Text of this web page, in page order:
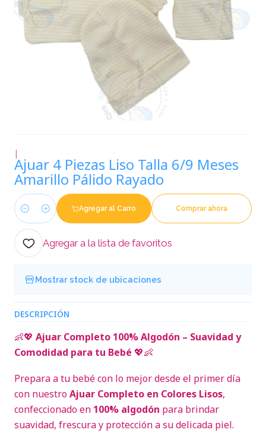
|
Ajuar 4 Piezas Liso Talla 6/9 Meses
Amarillo Pálido Rayado
Cantidad
Agregar al Carro Comprar ahora
Agregar a la lista de favoritos
Mostrar stock de ubicaciones
DESCRIPCIÓN
👶💖 Ajuar Completo 100% Algodón – Suavidad y
Comodidad para tu Bebé 💖👶
Prepara a tu bebé con lo mejor desde el primer día
con nuestroAjuar Completo en Colores Lisos,
confeccionado en 100% algodón para brindar
suavidad, frescura y protección a su delicada piel.